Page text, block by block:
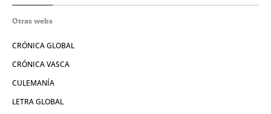
Otras webs
CRÓNICA GLOBAL
CRÓNICA VASCA
CULEMANÍA
LETRA GLOBAL